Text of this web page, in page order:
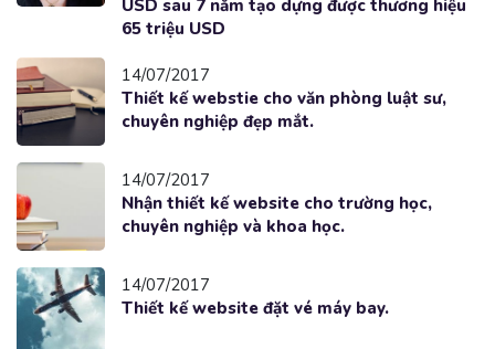
USD sau 7 năm tạo dựng được thương hiệu
65 triệu USD
14/07/2017
Thiết kế webstie cho văn phòng luật sư,
chuyên nghiệp đẹp mắt.
14/07/2017
Nhận thiết kế website cho trường học,
chuyên nghiệp và khoa học.
14/07/2017
Thiết kế website đặt vé máy bay.